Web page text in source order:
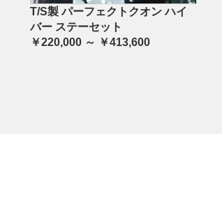
T/S製 パーフェクトクオン ハイ
バー ステーセット
￥220,000 ～ ￥413,600